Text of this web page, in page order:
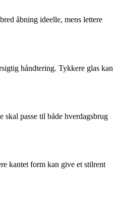
åbning ideelle, mens lettere
håndtering. Tykkere glas kan
passe til både hverdagsbrug
kantet form kan give et stilrent